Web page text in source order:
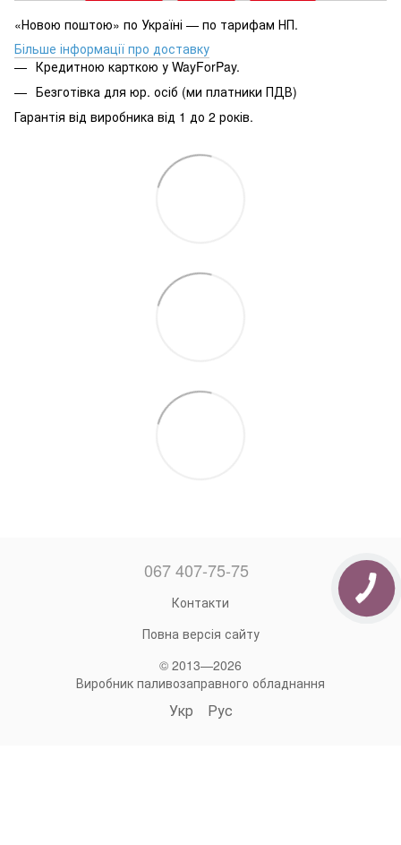
«Новою поштою» по Україні — по тарифам НП.
Більше інформації про доставку
Кредитною карткою у WayForPay.
Безготівка для юр. осіб (ми платники ПДВ)
Гарантія від виробника від 1 до 2 років.
067 407-75-75
Контакти
Повна версія сайту
© 2013—2026
Виробник паливозаправного обладнання
Укр Рус